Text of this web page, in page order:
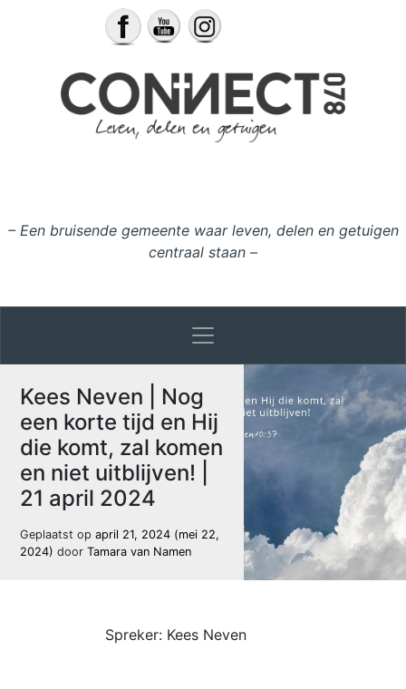
– Een bruisende gemeente waar leven, delen en getuigen
centraal staan –
Kees Neven | Nog
een korte tijd en Hij
die komt, zal komen
en niet uitblijven! |
21 april 2024
Geplaatst opapril 21, 2024 (mei 22,
2024)door Tamara van Namen
Spreker: Kees Neven